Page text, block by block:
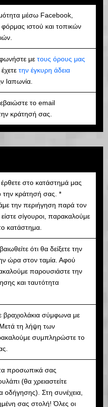
μέσω Facebook,
ιστού και τοπικών
με τους όρους μας
την έγκυρη άδεια
Ιαπωνία.
το email
κράτησή σας.
έρθετε στο κατάστημά μας
την κράτησή σας. *
την περιήγηση παρά τον
σίγουροι, παρακαλούμε
κατάστημα.
ότι θα δείξετε την
ώρα στον ταμία. Αφού
παρουσιάστε την
και ταυτότητα
σύμφωνα με
τη λήψη των
συμπληρώστε το
προσωπικά σας
(θα χρειαστείτε
οδήγησης). Στη συνέχεια,
σας στολή! Όλες οι